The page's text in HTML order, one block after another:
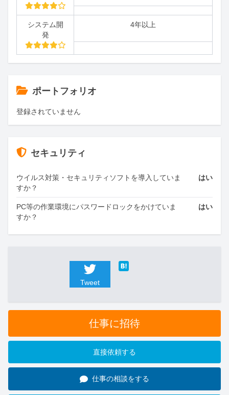
システム開
発
4年以上
ポートフォリオ
登録されていません
セキュリティ
ウイルス対策・セキュリティソフトを導入していま
すか？
はい
PC等の作業環境にパスワードロックをかけていま
すか？
はい
Tweet
仕事に招待
直接依頼する
仕事の相談をする